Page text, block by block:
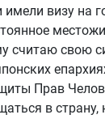
визу на
считаю свою
Прав
в страну,